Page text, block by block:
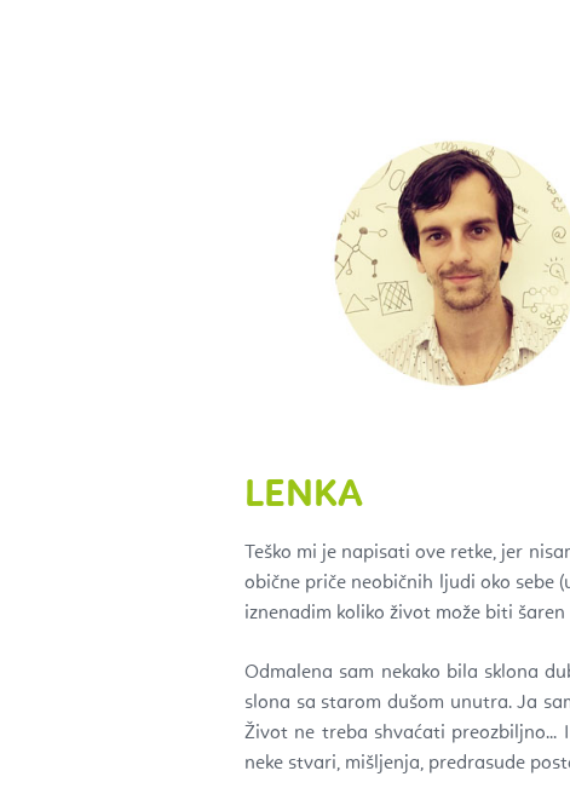
LENKA
Teško mi je napisati ove retke, jer
obične priče neobičnih ljudi oko sebe
iznenadim koliko život može biti šaren
Odmalena sam nekako bila sklona
slona sa starom dušom unutra. Ja
Život ne treba shvaćati preozbiljno...
neke stvari, mišljenja, predrasude